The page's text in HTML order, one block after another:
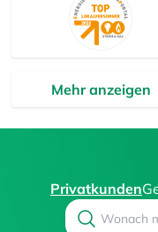
Mehr anzeigen
Privatkunden
Search